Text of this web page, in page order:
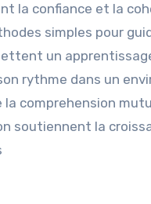
la confiance et la
simples pour
un
rythme dans un
comprehension
soutiennent la